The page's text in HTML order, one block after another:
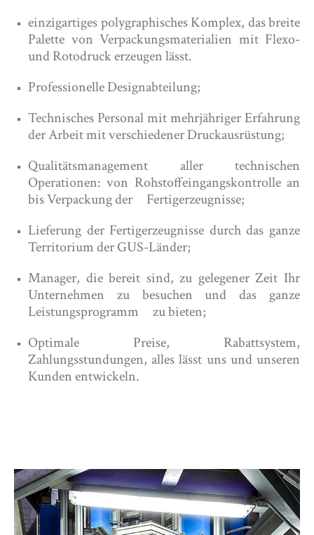
einzigartiges polygraphisches Komplex, das breite
Palette von Verpackungsmaterialien mit Flexo-
und Rotodruck erzeugen lässt.
Professionelle Designabteilung;
Technisches Personal mit mehrjähriger Erfahrung
der Arbeit mit verschiedener Druckausrüstung;
Qualitätsmanagement aller technischen
Operationen: von Rohstoffeingangskontrolle an
bis Verpackung der Fertigerzeugnisse;
Lieferung der Fertigerzeugnisse durch das ganze
Territorium der GUS-Länder;
Manager, die bereit sind, zu gelegener Zeit Ihr
Unternehmen zu besuchen und das ganze
Leistungsprogramm zu bieten;
Optimale Preise, Rabattsystem,
Zahlungsstundungen, alles lässt uns und unseren
Kunden entwickeln.